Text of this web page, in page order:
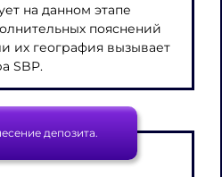
на данном этапе
пояснений
их география вызывает
SBP.
депозита.